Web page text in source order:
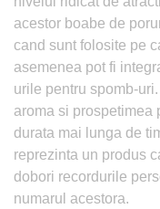
acestor boabe de
cand sunt folosite pe
asemenea pot fi
urile pentru spomb-
aroma si prospetimea
durata mai lunga de
reprezinta un produs
dobori recordurile
numarul acestora.